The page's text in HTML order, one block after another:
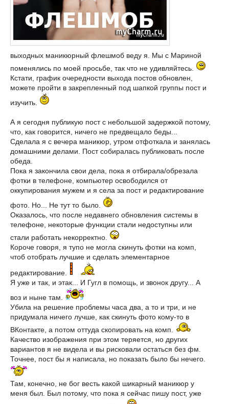
выходных маникюрный флешмоб веду я. Мы с Мариной
поменялись по моей просьбе, так что не удивляйтесь.
Кстати, график очередности выхода постов обновлен,
можете пройти в закрепленный под шапкой группы пост и
изучить.
А я сегодня публикую пост с небольшой задержкой потому,
что, как говорится, ничего не предвещало беды...
Сделала я с вечера маникюр, утром отфоткала и занялась
домашними делами. Пост собиралась публиковать после
обеда.
Пока я закончила свои дела, пока я отбирала/обрезала
фотки в телефоне, компьютер освободился от
оккупирования мужем и я села за пост и редактирование
фото. Но... Не тут то было.
Оказалось, что после недавнего обновления системы в
телефоне, некоторые функции стали недоступны или
стали работать некорректно.
Короче говоря, я тупо не могла скинуть фотки на комп,
чтоб отобрать лучшие и сделать элементарное
редактирование.
Я уже и так, и этак... И Гугл в помощь, и звонок другу... А
воз и ныне там.
Убила на решение проблемы часа два, а то и три, и не
придумала ничего лучше, как скинуть фото кому-то в
ВКонтакте, а потом оттуда скопировать на комп.
Качество изображения при этом теряется, но других
вариантов я не видела и вы рисковали остаться без фм.
Точнее, пост бы я написала, но показать было бы нечего.
Там, конечно, не бог весть какой шикарный маникюр у
меня был. Был потому, что пока я сейчас пишу пост, уже